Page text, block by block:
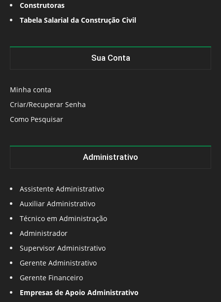
Construtoras
Tabela Salarial da Construção Civil
Sua Conta
Minha conta
Criar/Recuperar Senha
Como Pesquisar
Administrativo
Assistente Administrativo
Auxiliar Administrativo
Técnico em Administração
Administrador
Supervisor Administrativo
Gerente Administrativo
Gerente Financeiro
Empresas de Apoio Administrativo